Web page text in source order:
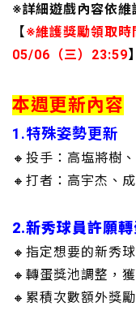
※詳細遊戲內容依維
【 ※維護獎勵領取
05/06（三）23:59】
本週更新內容
1.特殊姿勢更新
🔸投手：高塩將樹
🔸打者：高宇杰、
2.新秀球員許願
🔸指定想要的新秀
🔸轉蛋獎池調整，
🔸累積次數額外獎